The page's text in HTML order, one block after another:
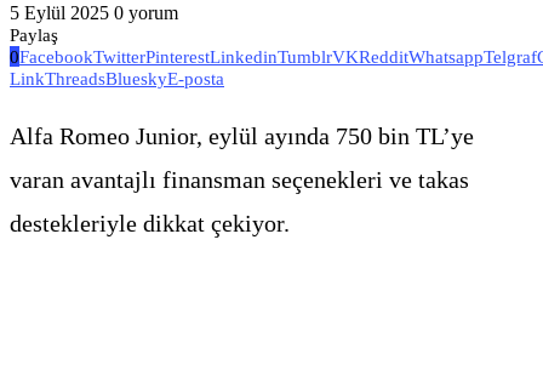
5 Eylül 2025 0 yorum
Paylaş
0FacebookTwitterPinterestLinkedinTumblrVKRedditWhatsappTelgraf
LinkThreadsBlueskyE-posta
Alfa Romeo Junior, eylül ayında 750 bin TL’ye
varan avantajlı finansman seçenekleri ve takas
destekleriyle dikkat çekiyor.